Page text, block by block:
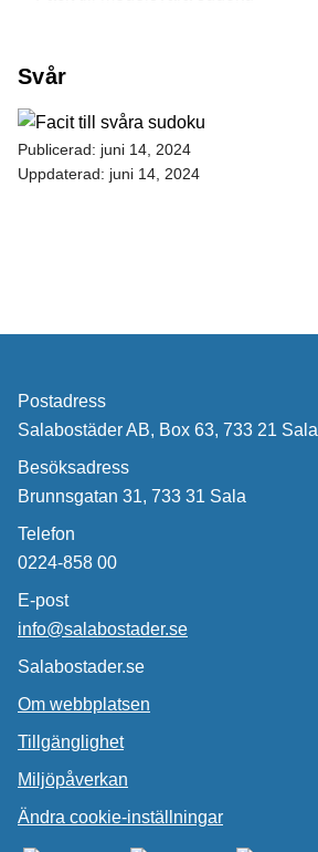
Svår
Publicerad: juni 14, 2024
Uppdaterad: juni 14, 2024
Postadress
Salabostäder AB, Box 63, 733 21 Sala
Besöksadress
Brunnsgatan 31, 733 31 Sala
Telefon
0224-858 00
E-post
info@salabostader.se
Salabostader.se
Om webbplatsen
Tillgänglighet
Miljöpåverkan
Ändra cookie-inställningar